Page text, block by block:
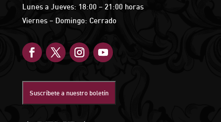
Lunes a Jueves: 18:00 – 21:00 horas
Viernes – Domingo: Cerrado
Suscríbete a nuestro boletín